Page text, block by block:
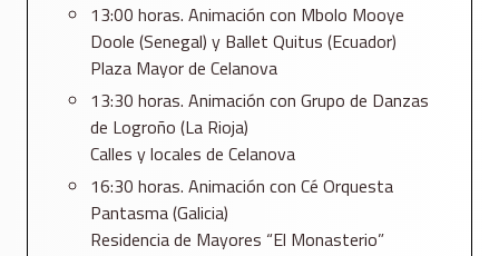
13:00 horas. Animación con Mbolo Mooye
Doole (Senegal) y Ballet Quitus (Ecuador)
Plaza Mayor de Celanova
13:30 horas. Animación con Grupo de Danzas
de Logroño (La Rioja)
Calles y locales de Celanova
16:30 horas. Animación con Cé Orquesta
Pantasma (Galicia)
Residencia de Mayores “El Monasterio”